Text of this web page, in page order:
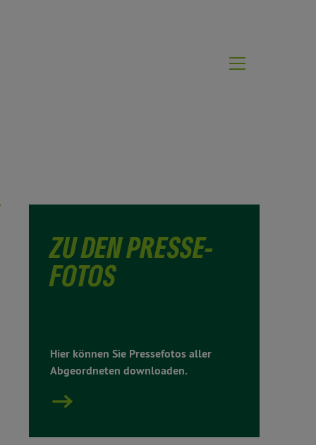
ZU DEN PRESSE­
FOTOS
Hier können Sie Pressefotos aller
Abgeordneten downloaden.